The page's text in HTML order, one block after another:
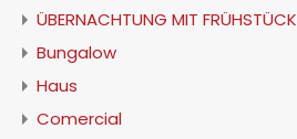
ÜBERNACHTUNG MIT FRÜHSTÜCK
Bungalow
Haus
Comercial